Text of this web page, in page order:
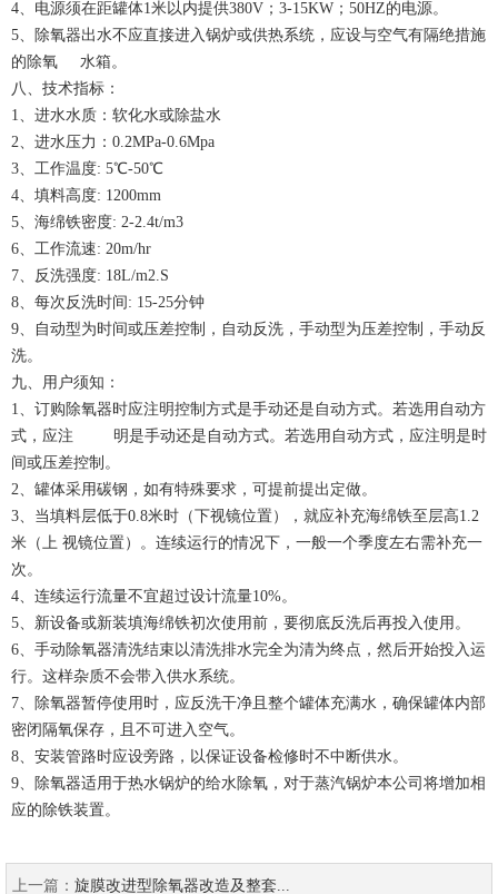
4、电源须在距罐体1米以内提供380V；3-15KW；50HZ的电源。
5、除氧器出水不应直接进入锅炉或供热系统，应设与空气有隔绝措施
的除氧 水箱。
八、技术指标：
1、进水水质：软化水或除盐水
2、进水压力：0.2MPa-0.6Mpa
3、工作温度: 5℃-50℃
4、填料高度: 1200mm
5、海绵铁密度: 2-2.4t/m3
6、工作流速: 20m/hr
7、反洗强度: 18L/m2.S
8、每次反洗时间: 15-25分钟
9、自动型为时间或压差控制，自动反洗，手动型为压差控制，手动反
洗。
九、用户须知：
1、订购除氧器时应注明控制方式是手动还是自动方式。若选用自动方
式，应注 明是手动还是自动方式。若选用自动方式，应注明是时
间或压差控制。
2、罐体采用碳钢，如有特殊要求，可提前提出定做。
3、当填料层低于0.8米时（下视镜位置），就应补充海绵铁至层高1.2
米（上 视镜位置）。连续运行的情况下，一般一个季度左右需补充一
次。
4、连续运行流量不宜超过设计流量10%。
5、新设备或新装填海绵铁初次使用前，要彻底反洗后再投入使用。
6、手动除氧器清洗结束以清洗排水完全为清为终点，然后开始投入运
行。这样杂质不会带入供水系统。
7、除氧器暂停使用时，应反洗干净且整个罐体充满水，确保罐体内部
密闭隔氧保存，且不可进入空气。
8、安装管路时应设旁路，以保证设备检修时不中断供水。
9、除氧器适用于热水锅炉的给水除氧，对于蒸汽锅炉本公司将增加相
应的除铁装置。
上一篇： 旋膜改进型除氧器改造及整套...